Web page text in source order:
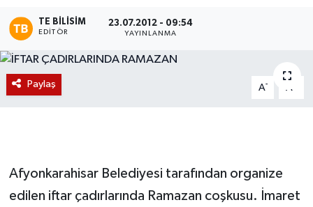
TE BILISIM
EDITÖR
23.07.2012 - 09:54
YAYINLANMA
Paylaş A- A
Afyonkarahisar Belediyesi tarafından organize
edilen iftar çadırlarında Ramazan coşkusu. İmaret
Etkinlikler